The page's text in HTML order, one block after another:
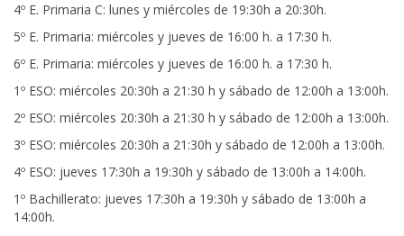
4º E. Primaria C: lunes y miércoles de 19:30h a 20:30h.
5º E. Primaria: miércoles y jueves de 16:00 h. a 17:30 h.
6º E. Primaria: miércoles y jueves de 16:00 h. a 17:30 h.
1º ESO: miércoles 20:30h a 21:30 h y sábado de 12:00h a 13:00h.
2º ESO: miércoles 20:30h a 21:30 h y sábado de 12:00h a 13:00h.
3º ESO: miércoles 20:30h a 21:30h y sábado de 12:00h a 13:00h.
4º ESO: jueves 17:30h a 19:30h y sábado de 13:00h a 14:00h.
1º Bachillerato: jueves 17:30h a 19:30h y sábado de 13:00h a
14:00h.